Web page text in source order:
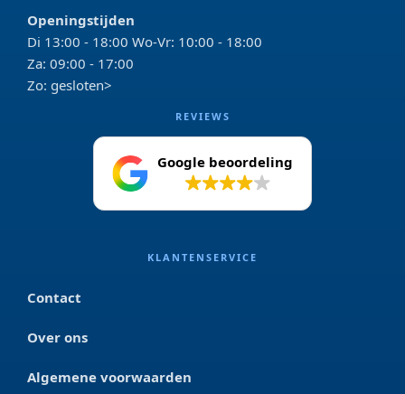
Openingstijden
Di 13:00 - 18:00 Wo-Vr: 10:00 - 18:00
Za: 09:00 - 17:00
Zo: gesloten>
REVIEWS
Google beoordeling
KLANTENSERVICE
Contact
Over ons
Algemene voorwaarden